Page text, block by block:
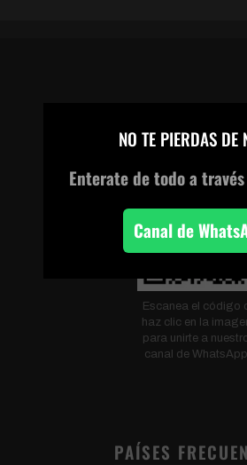
Escanea el código
haz clic en la
para unirte a
canal de WhatsApp
PAÍSES
NO TE PIERDAS DE
Enterate de todoa
Canal de